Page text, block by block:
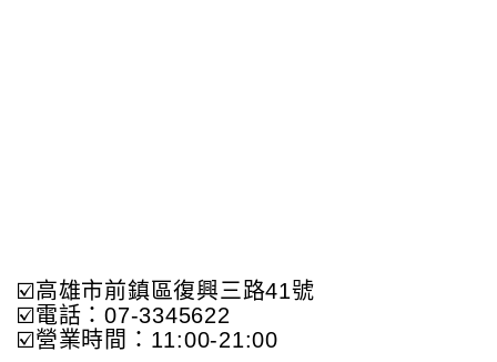
☑️高雄市前鎮區復興三路41號
☑️電話：07-3345622
☑️營業時間：11:00-21:00